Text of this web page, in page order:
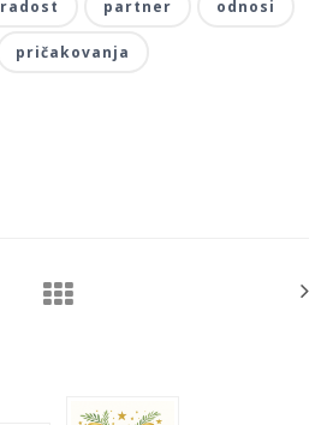
radost partner odnosi
pričakovanja